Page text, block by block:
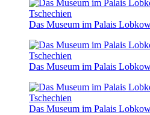
Das Museum im Palais
Das Museum im Palais
Das Museum im Palais